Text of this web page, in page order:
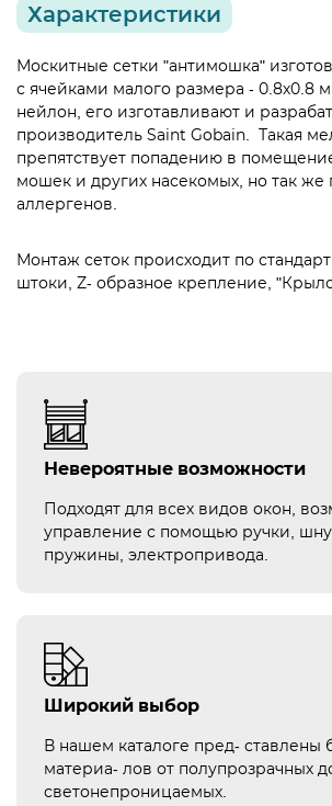
Характеристики
Москитные сетки "антимошка"
с ячейками малого размера - 0.8х0.8
нейлон, его изготавливают и
производитель Saint Gobain. Такая
препятствует попадению в
мошек и других насекомых, но так
аллергенов.
Монтаж сеток происходит по
штоки, Z- образное крепление,
Невероятные возможности
Подходят для всех видов окон,
управление с помощью ручки,
пружины, электропривода.
Широкий выбор
В нашем каталоге пред- ставлены
материа- лов от полупрозрачных
светонепроницаемых.